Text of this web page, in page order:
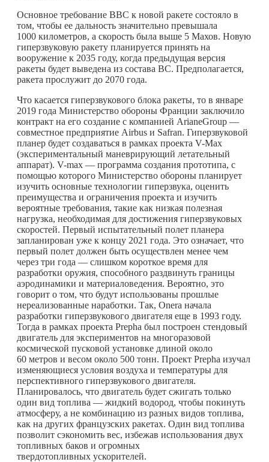
Основное требование ВВС к новой ракете состояло в
том, чтобы ее дальность значительно превышала
1000 километров, а скорость была выше 5 Махов. Новую
гиперзвуковую ракету планируется принять на
вооружение к 2035 году, когда предыдущая версия
ракеты будет выведена из состава ВС. Предполагается,
ракета прослужит до 2070 года.
Что касается гиперзвукового блока ракеты, то в январе
2019 года Министерство обороны Франции заключило
контракт на его создание с компанией ArianeGroup —
совместное предприятие Airbus и Safran. Гиперзвуковой
планер будет создаваться в рамках проекта V-Max
(экспериментальный маневрирующий летательный
аппарат). V-max — программа создания прототипа, с
помощью которого Министерство обороны планирует
изучить основные технологии гиперзвука, оценить
преимущества и ограничения проекта и изучить
вероятные требования, такие как низкая полезная
нагрузка, необходимая для достижения гиперзвуковых
скоростей. Первый испытательный полет планера
запланирован уже к концу 2021 года. Это означает, что
первый полет должен быть осуществлен менее чем
через три года — слишком короткое время для
разработки оружия, способного раздвинуть границы
аэродинамики и материаловедения. Вероятно, это
говорит о том, что будут использованы прошлые
нереализованные наработки. Так, Onera начала
разработки гиперзвукового двигателя еще в 1993 году.
Тогда в рамках проекта Prepha был построен стендовый
двигатель для экспериментов на многоразовой
космической пусковой установке длиной около
60 метров и весом около 500 тонн. Проект Prepha изучал
изменяющиеся условия воздуха и температуры для
перспективного гиперзвукового двигателя.
Планировалось, что двигатель будет сжигать только
один вид топлива — жидкий водород, чтобы покинуть
атмосферу, а не комбинацию из разных видов топлива,
как на других французских ракетах. Один вид топлива
позволит сэкономить вес, избежав использования двух
топливных баков и огромных
твердотопливных ускорителей.